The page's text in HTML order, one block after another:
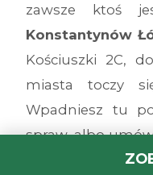
zawsze ktoś
Konstantynów
Kościuszki 2C,
miasta toczy
Wpadniesz tu
spraw, albo
lokal jest dla